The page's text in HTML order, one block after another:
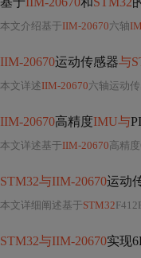
本文介绍基于IIM-20670 六轴
IIM-20670运动传感器与
本文详述IIM-20670 六轴运动
IIM-20670高精度IMU与
本文详述基于IIM-20670高精
STM32与IIM-20670运动
本文详细阐述基于STM32
STM32与IIM-20670实现